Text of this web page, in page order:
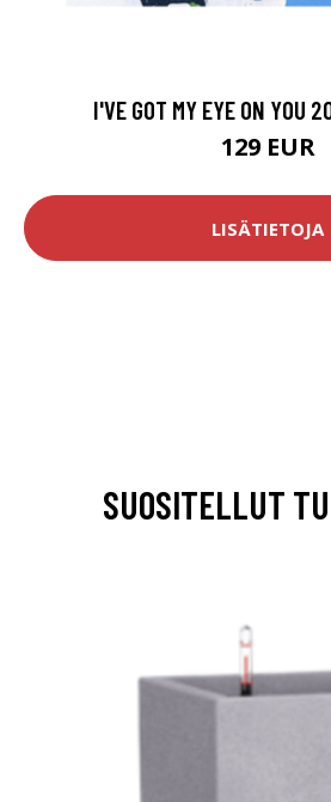
I'VE GOT MY EYE ON YOU
129 EUR
LISÄTIETOJA
SUOSITELLUT